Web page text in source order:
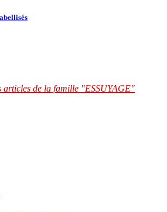
articles de la famille "ESSUYAGE"